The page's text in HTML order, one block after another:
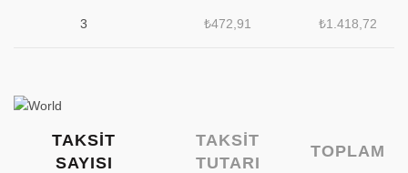
3 ₺472,91 ₺1.418,72
TAKSIT
SAYISI
TAKSIT
TUTARI
TOPLAM